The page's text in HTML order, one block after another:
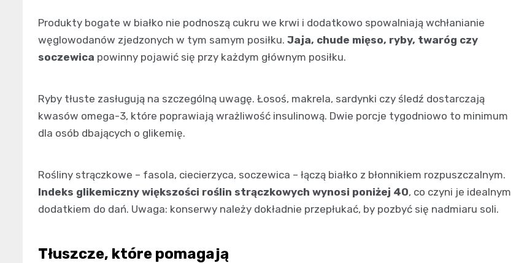
Produkty bogate w białko nie podnoszą cukru we krwi i dodatkowo spowalniają wchłanianie
węglowodanów zjedzonych w tym samym posiłku. Jaja, chude mięso, ryby, twaróg czy
soczewica powinny pojawić się przy każdym głównym posiłku.
Ryby tłuste zasługują na szczególną uwagę. Łosoś, makrela, sardynki czy śledź dostarczają
kwasów omega-3, które poprawiają wrażliwość insulinową. Dwie porcje tygodniowo to minimum
dla osób dbających o glikemię.
Rośliny strączkowe – fasola, ciecierzyca, soczewica – łączą białko z błonnikiem rozpuszczalnym.
Indeks glikemiczny większości roślin strączkowych wynosi poniżej 40, co czyni je idealnym
dodatkiem do dań. Uwaga: konserwy należy dokładnie przepłukać, by pozbyć się nadmiaru soli.
Tłuszcze, które pomagają